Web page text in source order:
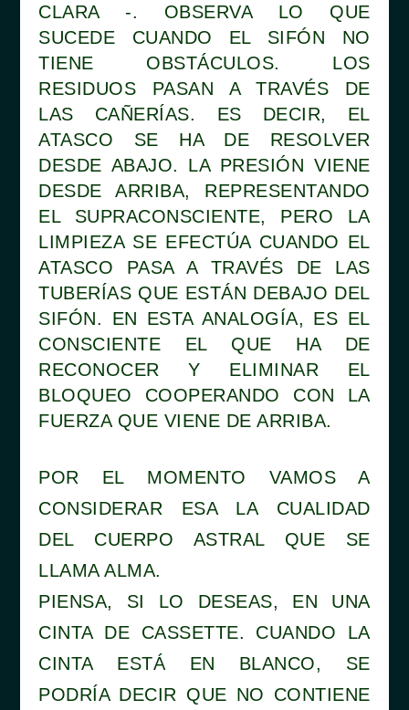
CLARA -. OBSERVA LO QUE
SUCEDE CUANDO EL SIFÓN NO
TIENE OBSTÁCULOS. LOS
RESIDUOS PASAN A TRAVÉS DE
LAS CAÑERÍAS. ES DECIR, EL
ATASCO SE HA DE RESOLVER
DESDE ABAJO. LA PRESIÓN VIENE
DESDE ARRIBA, REPRESENTANDO
EL SUPRACONSCIENTE, PERO LA
LIMPIEZA SE EFECTÚA CUANDO EL
ATASCO PASA A TRAVÉS DE LAS
TUBERÍAS QUE ESTÁN DEBAJO DEL
SIFÓN. EN ESTA ANALOGÍA, ES EL
CONSCIENTE EL QUE HA DE
RECONOCER Y ELIMINAR EL
BLOQUEO COOPERANDO CON LA
FUERZA QUE VIENE DE ARRIBA.
POR EL MOMENTO VAMOS A
CONSIDERAR ESA LA CUALIDAD
DEL CUERPO ASTRAL QUE SE
LLAMA ALMA.
PIENSA, SI LO DESEAS, EN UNA
CINTA DE CASSETTE. CUANDO LA
CINTA ESTÁ EN BLANCO, SE
PODRÍA DECIR QUE NO CONTIENE